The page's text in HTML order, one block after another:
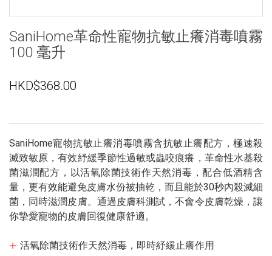
SaniHome革命性寵物抗敏止癢消毒噴霧
100 毫升
HKD$368.00
SaniHome寵物抗敏止癢消毒噴霧含抗敏止癢配方，極速殺
滅致敏原，有效紓緩季節性過敏或蟲咬痕癢，革命性水基殺
菌滋潤配方，以活氧除菌技術作天然消毒，配合低酒精含
量，更有效能避免皮膚水份被抽乾，而且能於30秒內殺滅細
菌，同時滋潤皮膚。通過皮膚科測試，不會令皮膚乾燥，讓
你摯愛寵物的皮膚回復健康舒適。
活氧除菌技術作天然消毒，即時紓緩止癢作用